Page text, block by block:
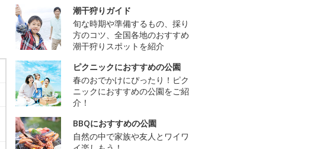
潮干狩りガイド
旬な時期や準備するもの、採り
方のコツ、全国各地のおすすめ
潮干狩りスポットを紹介
ピクニックにおすすめの公園
春のおでかけにぴったり！ピク
ニックにおすすめの公園をご紹
介！
BBQにおすすめの公園
自然の中で家族や友人とワイワ